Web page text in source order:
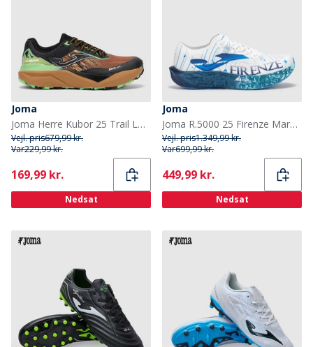
Joma
Joma Herre Kubor 25 Trail Løbesko Brun
Vejl. pris679,99 kr.
Var229,99 kr.
Current
169,99 kr.
Nedsat
Joma
Joma R.5000 25 Firenze Marathon Speed Neutrale Løbesko Hvid
Vejl. pris1.349,99 kr.
Var699,99 kr.
Current
449,99 kr.
Nedsat